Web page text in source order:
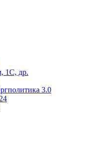
1С, др.
3.0